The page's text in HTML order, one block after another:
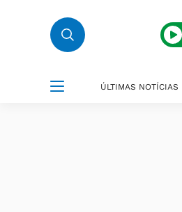
ÚLTIMAS NOTÍCIAS